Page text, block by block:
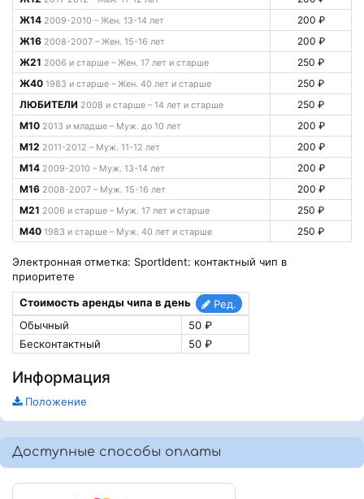
Ж14 2009-2010 – Жен. 13-14 лет
200 ₽
Ж16 2008-2007 – Жен. 15-16 лет
200 ₽
Ж21 2006 и старше – Жен. 17 лет и старше
250 ₽
Ж40 1983 и старше – Жен. 40 лет и старше
250 ₽
ЛЮБИТЕЛИ 2008 и старше – 14 лет и старше
250 ₽
М10 2013 и младше – Муж. до 10 лет
200 ₽
М12 2011-2012 – Муж. 11-12 лет
200 ₽
М14 2009-2010 – Муж. 13-14 лет
200 ₽
М16 2008-2007 – Муж. 15-16 лет
200 ₽
М21 2006 и старше – Муж. 17 лет и старше
250 ₽
М40 1983 и старше – Муж. 40 лет и старше 250 ₽
Электронная отметка: SportIdent: контактный чип в
приоритете
Стоимость аренды чипа в день
Ред.
Обычный
50 ₽
Бесконтактный
50 ₽
Информация
Положение
Доступные способы оплаты